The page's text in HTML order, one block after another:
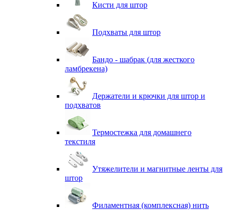
Кисти для штор
Подхваты для штор
Бандо - шабрак (для жесткого
ламбрекена)
Держатели и крючки для штор и
подхватов
Термостежка для домашнего
текстиля
Утяжелители и магнитные ленты для
штор
Филаментная (комплексная) нить